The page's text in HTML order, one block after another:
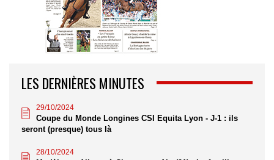
LES DERNIÈRES MINUTES
29/10/2024
Coupe du Monde Longines CSI Equita Lyon - J-1 : ils
seront (presque) tous là
28/10/2024